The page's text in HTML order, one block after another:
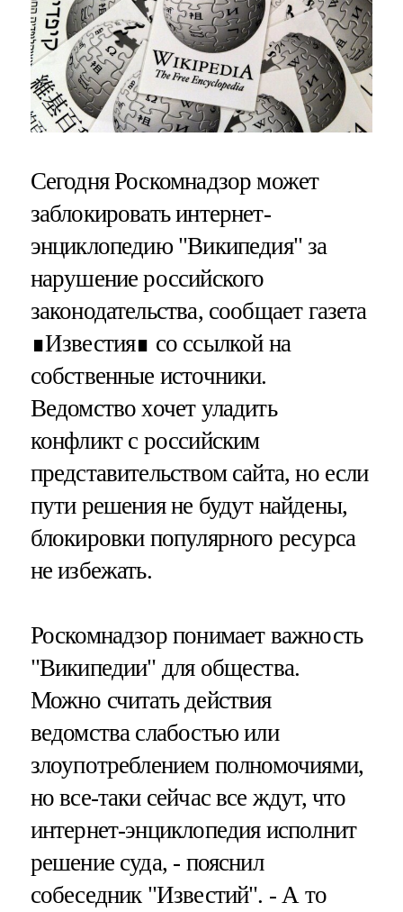
Сегодня Роскомнадзор может
заблокировать интернет-
энциклопедию "Википедия" за
нарушение российского
законодательства, сообщает газета
∎Известия∎ со ссылкой на
собственные источники.
Ведомство хочет уладить
конфликт с российским
представительством сайта, но если
пути решения не будут найдены,
блокировки популярного ресурса
не избежать.
Роскомнадзор понимает важность
"Википедии" для общества.
Можно считать действия
ведомства слабостью или
злоупотреблением полномочиями,
но все-таки сейчас все ждут, что
интернет-энциклопедия исполнит
решение суда, - пояснил
собеседник "Известий". - А то